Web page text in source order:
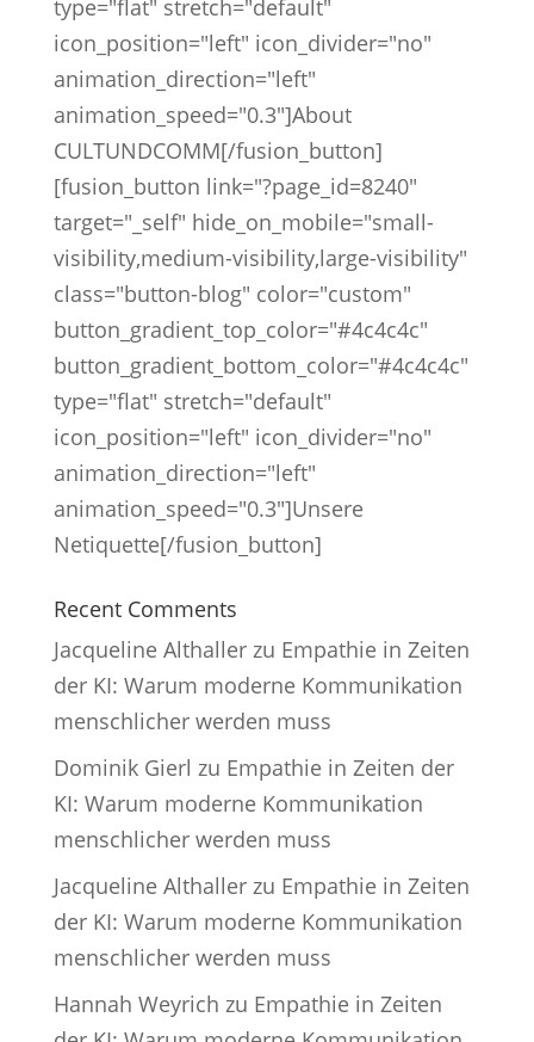
type="flat" stretch="default"
icon_position="left" icon_divider="no"
animation_direction="left"
animation_speed="0.3"]About
CULTUNDCOMM[/fusion_button]
[fusion_button link="?page_id=8240"
target="_self" hide_on_mobile="small-
visibility,medium-visibility,large-visibility"
class="button-blog" color="custom"
button_gradient_top_color="#4c4c4c"
button_gradient_bottom_color="#4c4c4c"
type="flat" stretch="default"
icon_position="left" icon_divider="no"
animation_direction="left"
animation_speed="0.3"]Unsere
Netiquette[/fusion_button]
Recent Comments
Jacqueline Althallerzu Empathie in Zeiten
der KI: Warum moderne Kommunikation
menschlicher werden muss
Dominik Gierl zu Empathie in Zeiten der
KI: Warum moderne Kommunikation
menschlicher werden muss
Jacqueline Althallerzu Empathie in Zeiten
der KI: Warum moderne Kommunikation
menschlicher werden muss
Hannah Weyrich zu Empathie in Zeiten